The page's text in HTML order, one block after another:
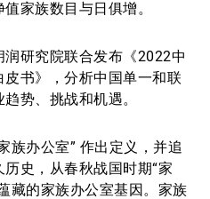
家族数目与日俱增。
研究院联合发布《2022中
书》，分析中国单一和联
势、挑战和机遇。
族办公室” 作出定义，并追
史，从春秋战国时期“家
藏的家族办公室基因。家族